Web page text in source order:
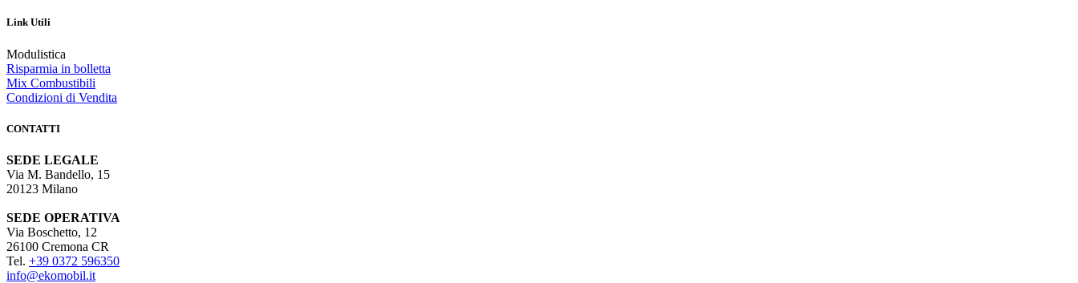
Link Utili
Modulistica
Risparmia in bolletta
Mix Combustibili
Condizioni di Vendita
CONTATTI
SEDE LEGALE
Via M. Bandello, 15
20123 Milano
SEDE OPERATIVA
Via Boschetto, 12
26100 Cremona CR
Tel. +39 0372 596350
info@ekomobil.it